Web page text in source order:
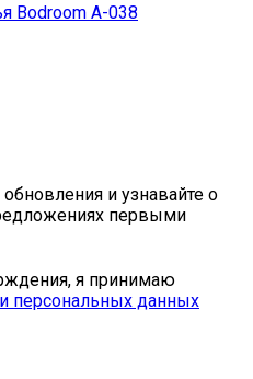
Bodroom A-038
и узнавайте о
первыми
я принимаю
персональных данных